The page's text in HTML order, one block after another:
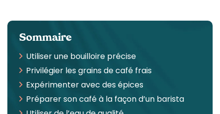
Sommaire
Utiliser une bouilloire précise
Privilégier les grains de café frais
Expérimenter avec des épices
Préparer son café à la façon d’un barista